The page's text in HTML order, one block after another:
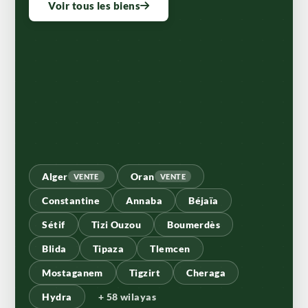
Voir tous les biens
Alger VENTE Oran VENTE
Constantine Annaba Béjaïa
Sétif Tizi Ouzou Boumerdès
Blida Tipaza Tlemcen
Mostaganem Tigzirt Cheraga
Hydra + 58 wilayas